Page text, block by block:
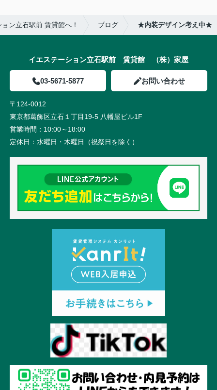
ン立石駅前 賃貸館へ！ ブログ ★内装デザイン考え中★
イエステーション立石駅前 賃貸館 （株）家屋
03-5671-5877 お問い合わせ
〒124-0012
東京都葛飾区立石１丁目19-5 八幡屋ビル1F
営業時間： 10:00～18:00
定休日： 水曜日・木曜日（祝祭日を除く）